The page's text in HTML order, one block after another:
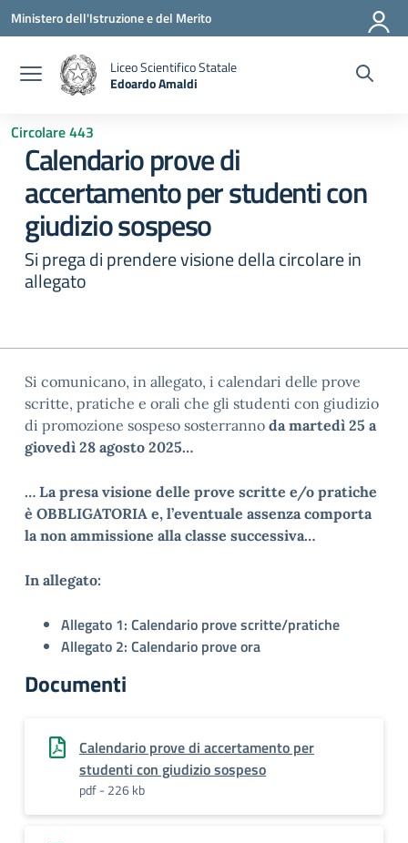
Vai ai contenuti
Vai al menu di navigazione
Vai al footer
Ministero dell'Istruzione e del Merito
Liceo Scientifico Statale
Edoardo Amaldi
Circolare 443
Calendario prove di
accertamento per studenti con
giudizio sospeso
Si prega di prendere visione della circolare in
allegato
Si comunicano, in allegato, i calendari delle prove
scritte, pratiche e orali che gli studenti con giudizio
di promozione sospeso sosterranno da martedì 25 a
giovedì 28 agosto 2025…
… La presa visione delle prove scritte e/o pratiche
è OBBLIGATORIA e, l’eventuale assenza comporta
la non ammissione alla classe successiva…
In allegato:
Allegato 1: Calendario prove scritte/pratiche
Allegato 2: Calendario prove ora
Documenti
Calendario prove di accertamento per
studenti con giudizio sospeso
pdf - 226 kb